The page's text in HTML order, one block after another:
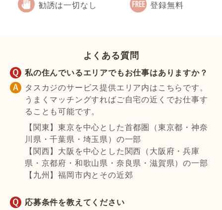
勧誘は一切なし 登録無料
よくある質問
私の住んでいるエリアでもお仕事はありますか？
タスカジのサービス提供エリア内はこちらです。
うまくマッチングすればご自宅の近くでお仕事す
ることも可能です。
【関東】東京を中心とした首都圏（東京都・神奈
川県・千葉県・埼玉県）の一部
【関西】大阪を中心とした関西（大阪府・兵庫
県・京都府・和歌山県・奈良県・滋賀県）の一部
【九州】福岡市内とその近郊
応募条件を教えてください